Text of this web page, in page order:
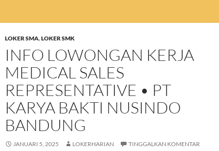
LOKER SMA,LOKER SMK
INFO LOWONGAN KERJA
MEDICAL SALES
REPRESENTATIVE • PT
KARYA BAKTI NUSINDO
BANDUNG
JANUARI 5, 2025 LOKERHARIAN TINGGALKAN KOMENTAR